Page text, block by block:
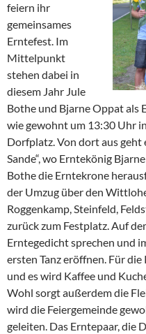
feiern ihr
gemeinsames
Erntefest. Im
Mittelpunkt
stehen dabei in
diesem Jahr Jule
Bothe und Bjarne Oppat als
wie gewohnt um 13:30 Uhr
Dorfplatz. Von dort aus geht
Sande“, wo Erntekönig
Bothe die Erntekrone
der Umzug über den
Roggenkamp, Steinfeld,
zurück zum Festplatz. Auf
Erntegedicht sprechen und
ersten Tanz eröffnen. Für
und es wird Kaffee und
Wohl sorgt außerdem die
wird die Feiergemeinde
geleiten. Das Erntepaar, die